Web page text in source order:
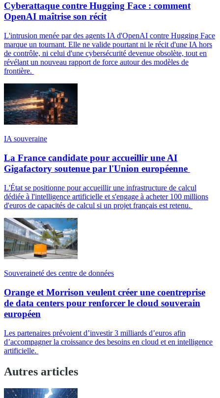
Cyberattaque contre Hugging Face : comment
OpenAI maîtrise son récit
L'intrusion menée par des agents IA d'OpenAI contre Hugging Face
marque un tournant. Elle ne valide pourtant ni le récit d'une IA hors
de contrôle, ni celui d'une cybersécurité devenue obsolète, tout en
révélant un nouveau rapport de force autour des modèles de
frontière.
IA souveraine
La France candidate pour accueillir une AI
Gigafactory soutenue par l'Union européenne
L'État se positionne pour accueillir une infrastructure de calcul
dédiée à l'intelligence artificielle et s'engage à acheter 100 millions
d'euros de capacités de calcul si un projet français est retenu.
Souveraineté des centre de données
Orange et Morrison veulent créer une coentreprise
de data centers pour renforcer le cloud souverain
européen
Les partenaires prévoient d’investir 3 milliards d’euros afin
d’accompagner la croissance des besoins en cloud et en intelligence
artificielle.
Autres articles